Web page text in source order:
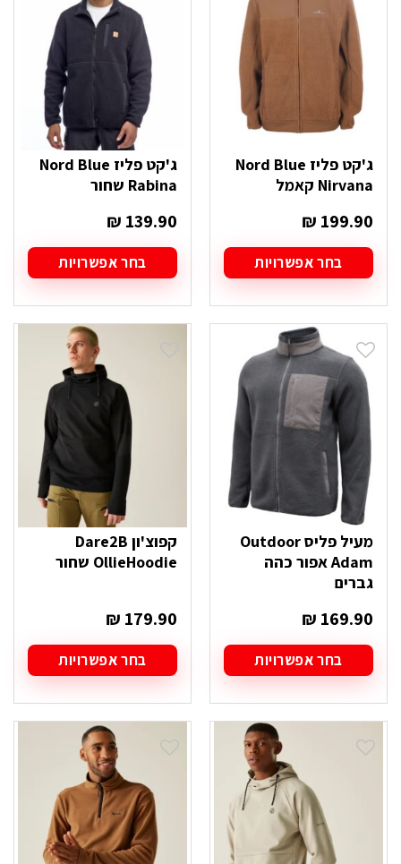
לבחור
את
האפשרויות
בעמוד
המוצר
האפשרויות
בעמוד
המוצר
ג'קט פליז Nord Blue
Nirvana קאמל
₪ 199.90
בחר אפשרויות
זה
יש
סוגים.
ניתן
לבחור
את
האפשרויות
בעמוד
המוצר
ג'קט פליז Nord Blue
Rabina שחור
₪ 139.90
בחר אפשרויות
זה
יש
האפשרויות
מעיל פליס Outdoor
Adam אפור כהה
גברים
₪ 169.90
בחר אפשרויות
זה
יש
סוגים.
האפשרויות
קפוצ'ון Dare2B
OllieHoodie שחור
₪ 179.90
בחר אפשרויות
זה
יש
סוגים.
לבחור
האפשרויות
בעמוד
המוצר